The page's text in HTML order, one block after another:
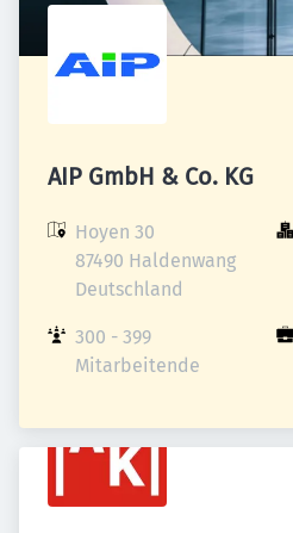
AIP GmbH & Co. KG
Hoyen 30
87490 Haldenwang
Deutschland
300 - 399
Mitarbeitende